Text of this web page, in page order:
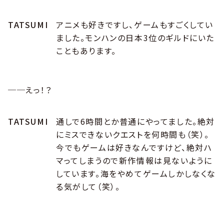
TATSUMI
アニメも好きですし、ゲームもすごくしてい
ました。モンハンの日本3位のギルドにいた
こともあります。
──えっ！？
TATSUMI
通しで6時間とか普通にやってました。絶対
にミスできないクエストを何時間も（笑）。
今でもゲームは好きなんですけど、絶対ハ
マってしまうので新作情報は見ないように
しています。海をやめてゲームしかしなくな
る気がして（笑）。